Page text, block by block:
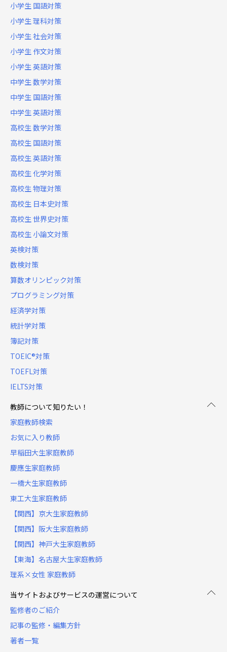
小学生 国語対策
小学生 理科対策
小学生 社会対策
小学生 作文対策
小学生 英語対策
中学生 数学対策
中学生 国語対策
中学生 英語対策
高校生 数学対策
高校生 国語対策
高校生 英語対策
高校生 化学対策
高校生 物理対策
高校生 日本史対策
高校生 世界史対策
高校生 小論文対策
英検対策
数検対策
算数オリンピック対策
プログラミング対策
経済学対策
統計学対策
簿記対策
TOEIC®対策
TOEFL対策
IELTS対策
教師について知りたい！
家庭教師検索
お気に入り教師
早稲田大生家庭教師
慶應生家庭教師
一橋大生家庭教師
東工大生家庭教師
【関西】京大生家庭教師
【関西】阪大生家庭教師
【関西】神戸大生家庭教師
【東海】名古屋大生家庭教師
理系×女性 家庭教師
当サイトおよびサービスの運営について
監修者のご紹介
記事の監修・編集方針
著者一覧